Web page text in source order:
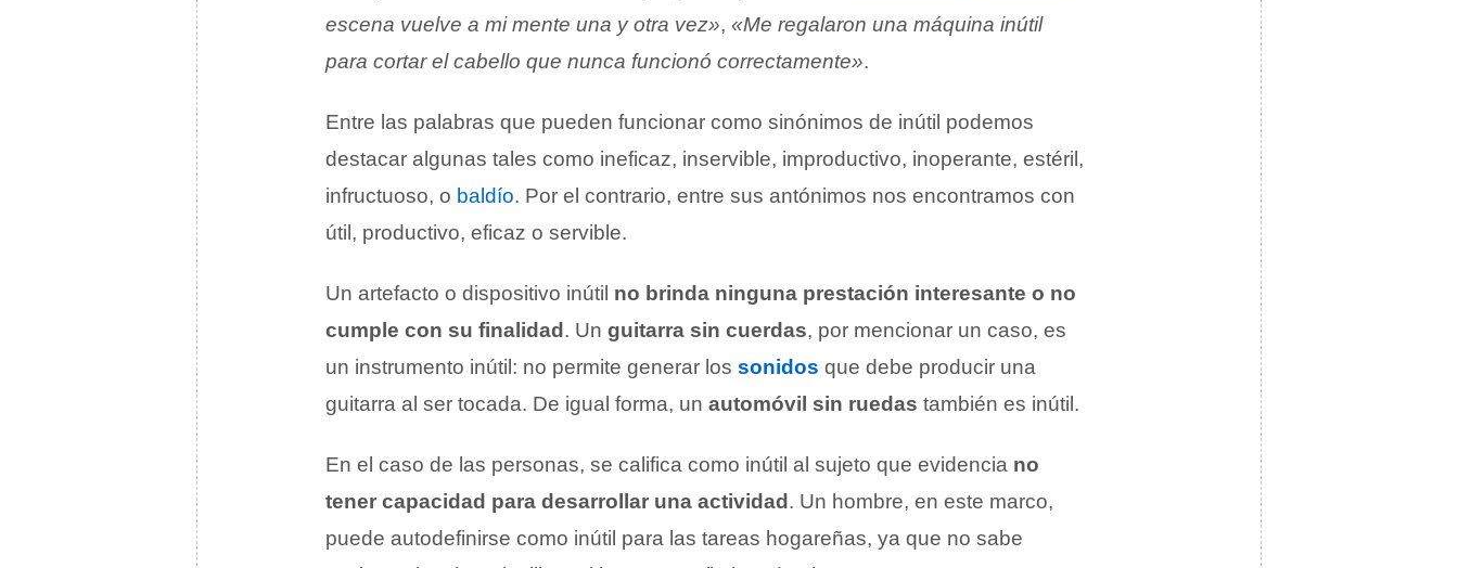
escena vuelve a mi mente una y otra vez», «Me regalaron una máquina inútil
para cortar el cabello que nunca funcionó correctamente».
Entre las palabras que pueden funcionar como sinónimos de inútil podemos
destacar algunas tales como ineficaz, inservible, improductivo, inoperante, estéril,
infructuoso, o baldío. Por el contrario, entre sus antónimos nos encontramos con
útil, productivo, eficaz o servible.
Un artefacto o dispositivo inútil no brinda ninguna prestación interesante o no
cumple con su finalidad . Un guitarra sin cuerdas, por mencionar un caso, es
un instrumento inútil: no permite generar los sonidos que debe producir una
guitarra al ser tocada. De igual forma, un automóvil sin ruedas también es inútil.
En el caso de las personas, se califica como inútil al sujeto que evidencia no
tener capacidad para desarrollar una actividad . Un hombre, en este marco,
puede autodefinirse como inútil para las tareas hogareñas, ya que no sabe